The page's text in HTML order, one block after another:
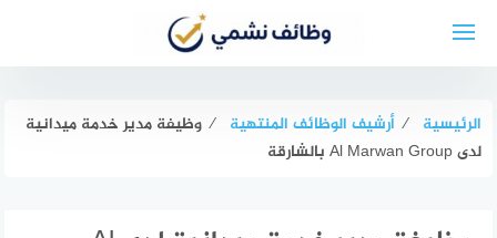
الرئيسية ⁄ أرشيف الوظائف المنتهية ⁄ وظيفة مدير خدمة ميدانية
لدى Al Marwan Group بالشارقة